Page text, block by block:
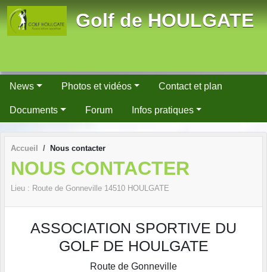
Golf de HOULGATE
News Photos et vidéos Contact et plan
Documents Forum Infos pratiques
Accueil Nous contacter
NOUS CONTACTER
Lieu : Route de Gonneville 14510 HOULGATE
ASSOCIATION SPORTIVE DU
GOLF DE HOULGATE
Route de Gonneville
Panneau de gestion des cookies